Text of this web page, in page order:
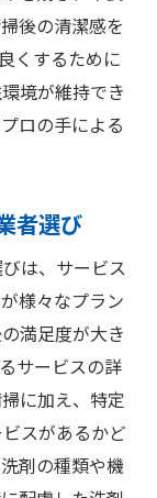
後の清潔感を
くするために
境が維持でき
ロの手による
者選び
は、サービス
様々なプラン
満足度が大き
サービスの詳
に加え、特定
スがあるかど
剤の種類や機